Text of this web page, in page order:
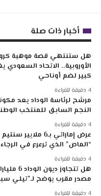
أخبار ذات صلة
هل ستنتهي قصة موهبة
الأوروبية.. الاتحاد السعودي
كبير لضم أوناحي
مرشح لرئاسة الوداد يعد
النجم السابق للمنتخب
عرض إماراتي بـ6 ملايير
“الماص” الذي ترعرع في الرجاء
هل تتجاوز ديون
مصدر مقرب يوضح لـ”تيلي